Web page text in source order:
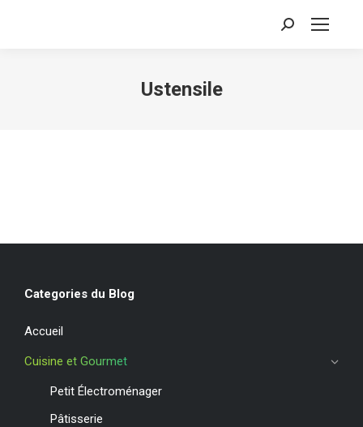
Recherche
Ustensile
Categories du Blog
Accueil
Cuisine et Gourmet
Petit Électroménager
Pâtisserie